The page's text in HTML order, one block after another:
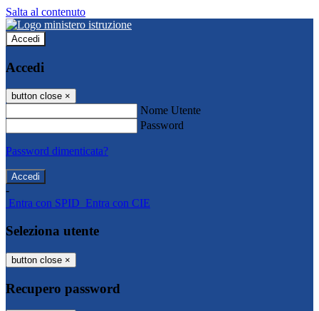
Salta al contenuto
Accedi
Accedi
button close ×
Nome Utente
Password
Password dimenticata?
-
Entra con SPID Entra con CIE
Seleziona utente
button close ×
Recupero password